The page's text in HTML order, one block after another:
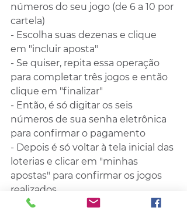
números do seu jogo (de 6 a 10 por
cartela)
- Escolha suas dezenas e clique
em "incluir aposta"
- Se quiser, repita essa operação
para completar três jogos e então
clique em "finalizar"
- Então, é só digitar os seis
números de sua senha eletrônica
para confirmar o pagamento
- Depois é só voltar à tela inicial das
loterias e clicar em "minhas
apostas" para confirmar os jogos
realizados.